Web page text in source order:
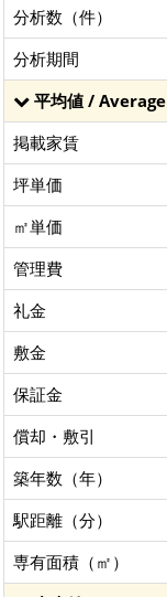
分析数（件）
分析期間
平均値 / Average
掲載家賃
坪単価
㎡単価
管理費
礼金
敷金
保証金
償却・敷引
築年数（年）
駅距離（分）
専有面積（㎡）